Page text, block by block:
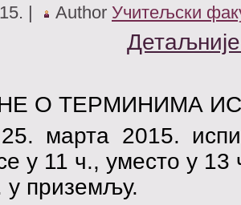
| Author Учитељски
О ТЕРМИНИМА
марта 2015.
у 11 ч., уместо у
приземљу.